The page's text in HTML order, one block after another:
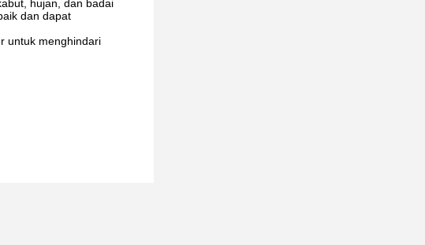
hujan, dan badai
dan dapat
untuk menghindari